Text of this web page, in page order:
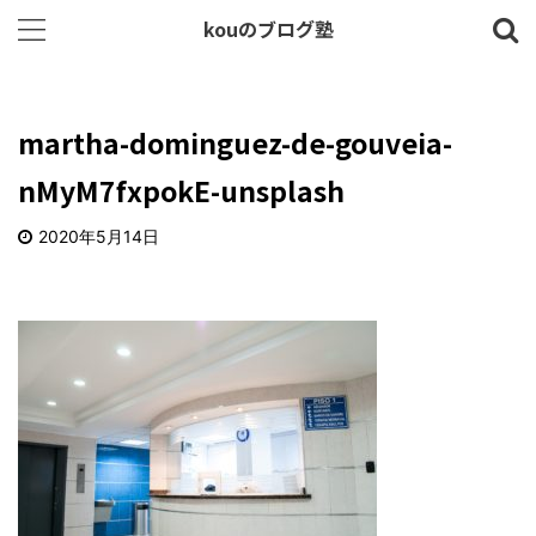
kouのブログ塾
martha-dominguez-de-gouveia-
nMyM7fxpokE-unsplash
2020年5月14日